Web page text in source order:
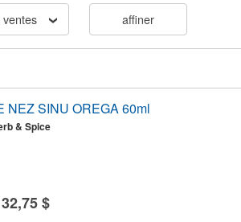
affiner
NEZ SINU OREGA 60ml
& Spice
32,75 $